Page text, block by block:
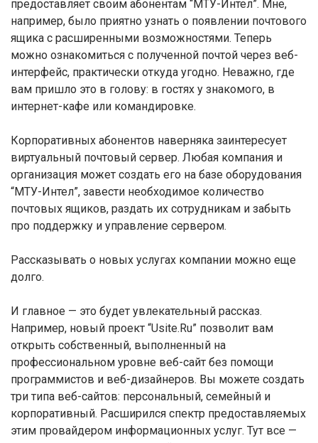
предоставляет своим абонентам “МТУ-Интел”. Мне,
например, было приятно узнать о появлении почтового
ящика с расширенными возможностями. Теперь
можно ознакомиться с полученной почтой через веб-
интерфейс, практически откуда угодно. Неважно, где
вам пришло это в голову: в гостях у знакомого, в
интернет-кафе или командировке.
Корпоративных абонентов наверняка заинтересует
виртуальный почтовый сервер. Любая компания и
организация может создать его на базе оборудования
“МТУ-Интел”, завести необходимое количество
почтовых ящиков, раздать их сотрудникам и забыть
про поддержку и управление сервером.
Рассказывать о новых услугах компании можно еще
долго.
И главное — это будет увлекательный рассказ.
Например, новый проект “Usite.Ru” позволит вам
открыть собственный, выполненный на
профессиональном уровне веб-сайт без помощи
программистов и веб-дизайнеров. Вы можете создать
три типа веб-сайтов: персональный, семейный и
корпоративный. Расширился спектр предоставляемых
этим провайдером информационных услуг. Тут все —